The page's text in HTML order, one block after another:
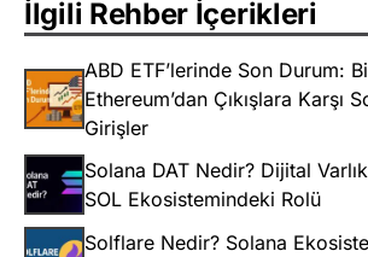
İlgili Rehber İçerikleri
ABD ETF’lerinde Son Durum:
Ethereum’dan Çıkışlara Karşı
Girişler
Solana DAT Nedir? Dijital
SOL Ekosistemindeki Rolü
Solflare Nedir? Solana